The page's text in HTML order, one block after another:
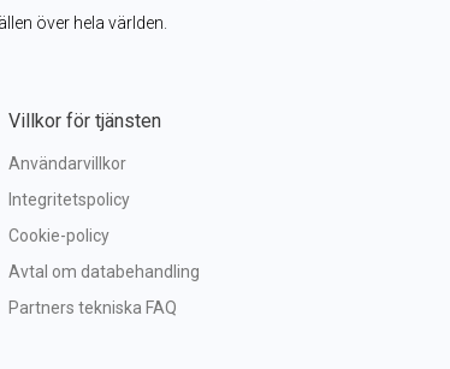
över hela världen.
Villkor för tjänsten
Användarvillkor
Integritetspolicy
Cookie-policy
Avtal om databehandling
Partners tekniska FAQ